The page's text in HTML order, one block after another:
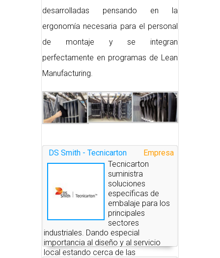
desarrolladas pensando en la
ergonomía necesaria para el personal
de montaje y se integran
perfectamente en programas de Lean
Manufacturing.
Empresa
DS Smith - Tecnicarton
Tecnicarton
suministra
soluciones
específicas de
embalaje para los
principales
sectores
industriales. Dando especial
importancia al diseño y al servicio
local estando cerca de las